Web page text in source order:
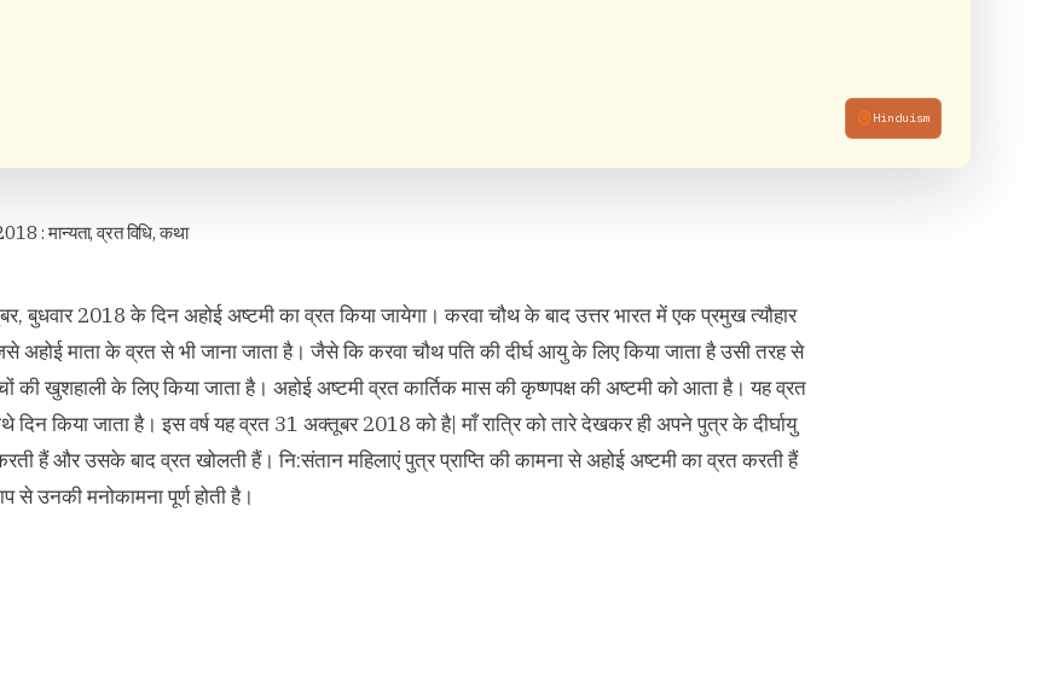
Hinduism
: मान्यता, व्रत विधि, कथा
,बुधवार2018के दिन अहोई अष्टमी का व्रत किया जायेगा। करवा चौथ के बाद उत्तर भारत में एक प्रमुख त्यौहार
अहोई माता के व्रत से भी जाना जाता है। जैसे कि करवा चौथ पति की दीर्घ आयु के लिए किया जाता है उसी तरह से
की खुशहाली के लिए किया जाता है। अहोई अष्टमी व्रत कार्तिक मास की कृष्णपक्ष की अष्टमी को आता है। यह व्रत
दिन किया जाता है। इस वर्ष यह व्रत 31 अक्तूबर2018को है|माँ रात्रि को तारे देखकर ही अपने पुत्र के दीर्घायु
हैं और उसके बाद व्रत खोलती हैं। नि:संतान महिलाएं पुत्र प्राप्ति की कामना से अहोई अष्टमी का व्रत करती हैं
से उनकी मनोकामना पूर्ण होती है।